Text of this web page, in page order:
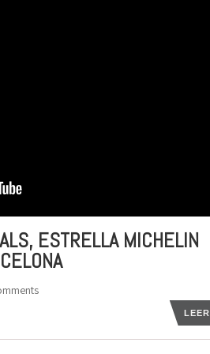
ESTRELLA MICHELIN
LEER